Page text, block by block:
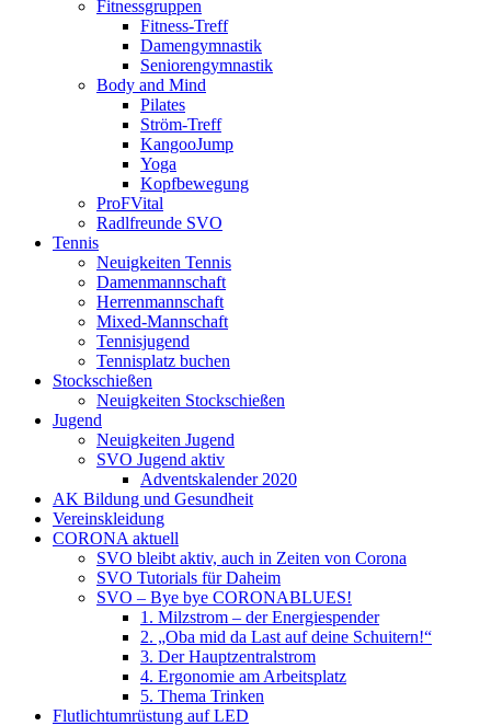
Fitnessgruppen
Fitness-Treff
Damengymnastik
Seniorengymnastik
Body and Mind
Pilates
Ström-Treff
KangooJump
Yoga
Kopfbewegung
ProFVital
Radlfreunde SVO
Tennis
Neuigkeiten Tennis
Damenmannschaft
Herrenmannschaft
Mixed-Mannschaft
Tennisjugend
Tennisplatz buchen
Stockschießen
Neuigkeiten Stockschießen
Jugend
Neuigkeiten Jugend
SVO Jugend aktiv
Adventskalender 2020
AK Bildung und Gesundheit
Vereinskleidung
CORONA aktuell
SVO bleibt aktiv, auch in Zeiten von Corona
SVO Tutorials für Daheim
SVO – Bye bye CORONABLUES!
1. Milzstrom – der Energiespender
2. „Oba mid da Last auf deine Schuitern!“
3. Der Hauptzentralstrom
4. Ergonomie am Arbeitsplatz
5. Thema Trinken
Flutlichtumrüstung auf LED